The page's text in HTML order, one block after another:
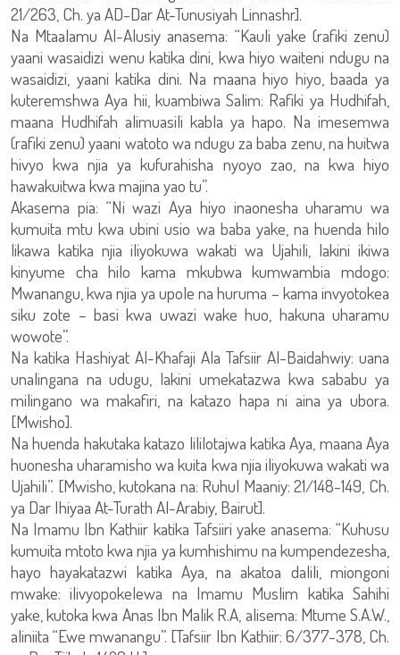
21/263, Ch. ya AD-Dar At-Tunusiyah Linnashr].
Na Mtaalamu Al-Alusiy anasema: “Kauli yake (rafiki zenu)
yaani wasaidizi wenu katika dini, kwa hiyo waiteni ndugu na
wasaidizi, yaani katika dini. Na maana hiyo hiyo, baada ya
kuteremshwa Aya hii, kuambiwa Salim: Rafiki ya Hudhifah,
maana Hudhifah alimuasili kabla ya hapo. Na imesemwa
(rafiki zenu) yaani watoto wa ndugu za baba zenu, na huitwa
hivyo kwa njia ya kufurahisha nyoyo zao, na kwa hiyo
hawakuitwa kwa majina yao tu”.
Akasema pia: “Ni wazi Aya hiyo inaonesha uharamu wa
kumuita mtu kwa ubini usio wa baba yake, na huenda hilo
likawa katika njia iliyokuwa wakati wa Ujahili, lakini ikiwa
kinyume cha hilo kama mkubwa kumwambia mdogo:
Mwanangu, kwa njia ya upole na huruma – kama invyotokea
siku zote – basi kwa uwazi wake huo, hakuna uharamu
wowote”.
Na katika Hashiyat Al-Khafaji Ala Tafsiir Al-Baidahwiy: uana
unalingana na udugu, lakini umekatazwa kwa sababu ya
milingano wa makafiri, na katazo hapa ni aina ya ubora.
[Mwisho].
Na huenda hakutaka katazo lililotajwa katika Aya, maana Aya
huonesha uharamisho wa kuita kwa njia iliyokuwa wakati wa
Ujahili”. [Mwisho, kutokana na: Ruhul Maaniy: 21/148-149, Ch.
ya Dar Ihiyaa At-Turath Al-Arabiy, Bairut].
Na Imamu Ibn Kathiir katika Tafsiiri yake anasema: “Kuhusu
kumuita mtoto kwa njia ya kumhishimu na kumpendezesha,
hayo hayakatazwi katika Aya, na akatoa dalili, miongoni
mwake: ilivyopokelewa na Imamu Muslim katika Sahihi
yake, kutoka kwa Anas Ibn Malik R.A, alisema: Mtume S.A.W.,
aliniita “Ewe mwanangu”. [Tafsiir Ibn Kathiir: 6/377-378, Ch.